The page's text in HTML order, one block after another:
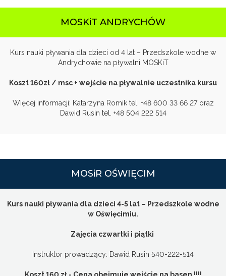
MOSKiT ANDRYCHÓW
Kurs nauki pływania dla dzieci od 4 lat – Przedszkole wodne w
Andrychowie na pływalni MOSKiT
Koszt 160zł / msc + wejście na pływalnie uczestnika kursu
Więcej informacji: Katarzyna Romik tel. +48 600 33 66 27 oraz
Dawid Rusin tel. +48 504 222 514
MOSiR OŚWIĘCIM
Kurs nauki pływania dla dzieci 4-5 lat – Przedszkole wodne
w Oświęcimiu.
Zajęcia czwartki i piątki
Instruktor prowadzący: Dawid Rusin 540-222-514
Koszt 160 zł - Cena obejmuje wejście na basen !!!!